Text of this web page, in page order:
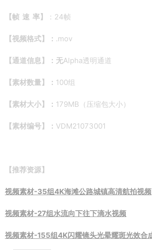
【帧 速 率】 ：24帧
【视频格式】： .mov
【通道信息】：无Alpha透明通道
【素材数量】： 100组
【素材大小】： 179MB（压缩包大小）
【素材编号】： VDM21073001
【推荐资源】
视频素材-35组4K海滩公路城镇高清航拍视频
视频素材-27组水流向下往下滴水视频
视频素材-155组4K闪耀镜头光晕耀斑光效合